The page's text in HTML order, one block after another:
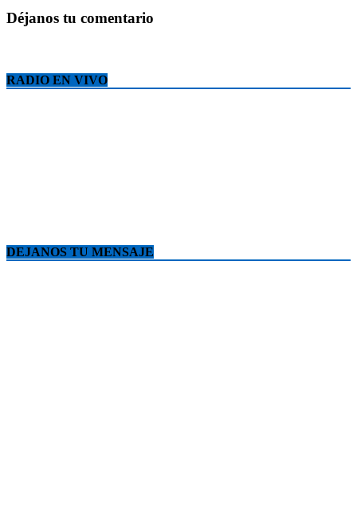
Déjanos tu comentario
RADIO EN VIVO
DEJANOS TU MENSAJE